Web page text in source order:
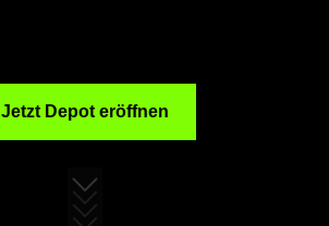
Jetzt Depot eröffnen